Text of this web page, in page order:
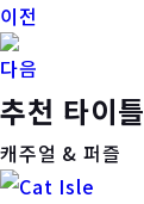
이전
다음
추천 타이틀
캐주얼 & 퍼즐